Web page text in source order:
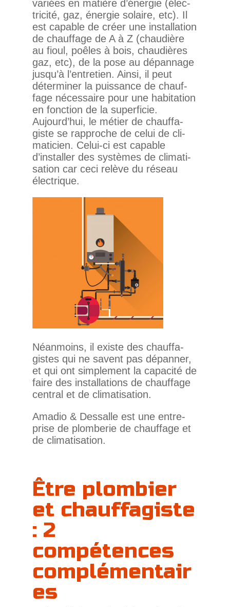
variées en matière d’énergie (élec­
tri­cité, gaz, énergie solaire, etc). Il
est capable de créer une ins­tal­la­tion
de chauf­fage de A à Z (chau­dière
au fioul, poêles à bois, chau­dières
gaz, etc), de la pose au dépan­nage
jusqu’à l’entretien. Ainsi, il peut
déter­miner la puis­sance de chauf­
fage néces­saire pour une habi­ta­tion
en fonc­tion de la super­ficie.
Aujourd’hui, le métier de chauf­fa­
giste se rap­proche de celui de cli­
ma­ti­cien. Celui-ci est capable
d’installer des sys­tèmes de cli­ma­ti­
sa­tion car ceci relève du réseau
électrique.
Néan­moins, il existe des chauf­fa­
gistes qui ne savent pas dépanner,
et qui ont sim­ple­ment la capa­cité de
faire des ins­tal­la­tions de chauf­fage
cen­tral et de climatisation.
Amadio & Des­salle est une entre­
prise de plom­berie de chauf­fage et
de climatisation.
Être plombier
et chauffagiste
: 2
compétences
complémentair
es